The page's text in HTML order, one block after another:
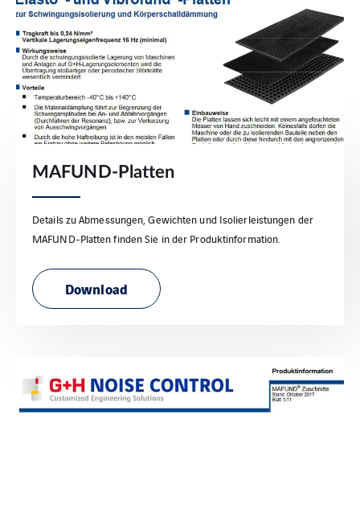
MAFUND-Platten
Details zu Abmessungen, Gewichten und Isolierleistungen der
MAFUND-Platten finden Sie in der Produktinformation.
Download